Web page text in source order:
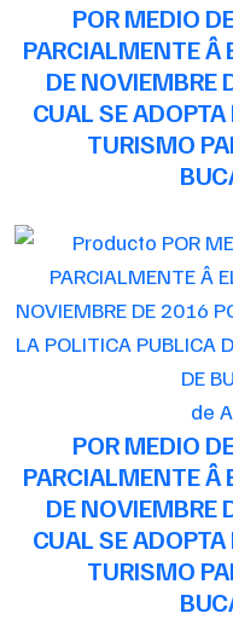
POR MEDIO
PARCIALMENTE Â
DE NOVIEMBRE
CUAL SE
TURISMO
de
POR MEDIO
PARCIALMENTE Â
DE NOVIEMBRE
CUAL SE
TURISMO